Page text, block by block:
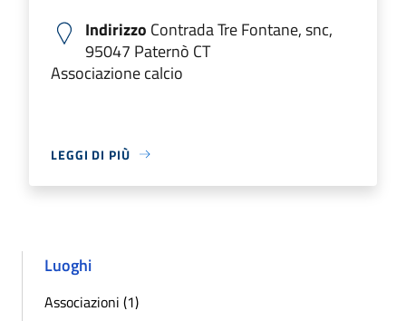
Indirizzo Contrada Tre Fontane, snc,
95047 Paternò CT
Associazione calcio
LEGGI DI PIÙ
Luoghi
Associazioni (1)